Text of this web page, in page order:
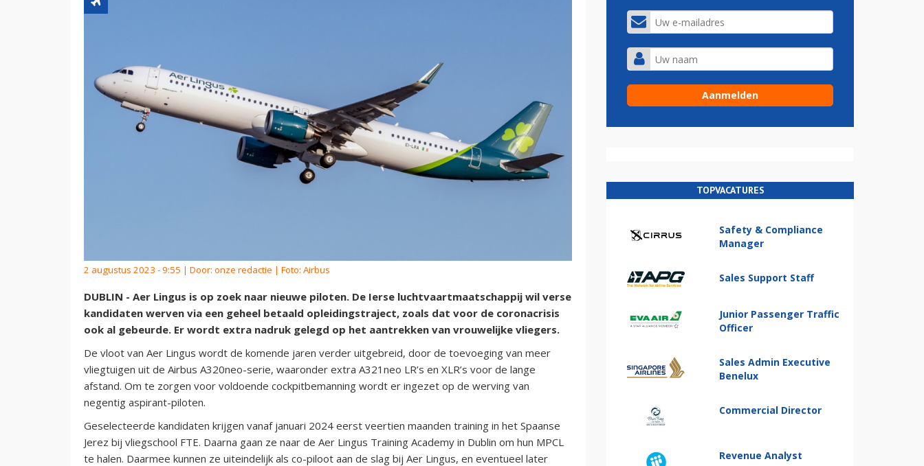
2 augustus 2023 - 9:55 | Door: onze redactie | Foto: Airbus
DUBLIN - Aer Lingus is op zoek naar nieuwe piloten. De Ierse luchtvaartmaatschappij wil verse
kandidaten werven via een geheel betaald opleidingstraject, zoals dat voor de coronacrisis
ook al gebeurde. Er wordt extra nadruk gelegd op het aantrekken van vrouwelijke vliegers.
De vloot van Aer Lingus wordt de komende jaren verder uitgebreid, door de toevoeging van meer
vliegtuigen uit de Airbus A320neo-serie, waaronder extra A321neo LR’s en XLR’s voor de lange
afstand. Om te zorgen voor voldoende cockpitbemanning wordt er ingezet op de werving van
negentig aspirant-piloten.
Geselecteerde kandidaten krijgen vanaf januari 2024 eerst veertien maanden training in het Spaanse
Jerez bij vliegschool FTE. Daarna gaan ze naar de Aer Lingus Training Academy in Dublin om hun MPCL
te halen. Daarmee kunnen ze uiteindelijk als co-piloot aan de slag bij Aer Lingus, en eventueel later
TOPVACATURES
Safety & Compliance
Manager
Sales Support Staff
Junior Passenger Traffic
Officer
Sales Admin Executive
Benelux
Commercial Director
Revenue Analyst